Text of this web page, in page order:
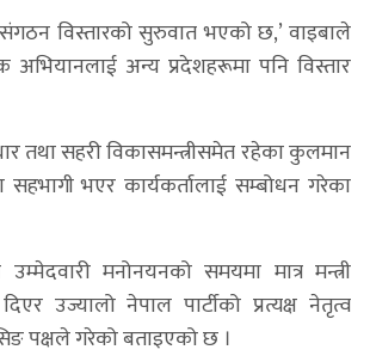
संगठन विस्तारको सुरुवात भएको छ,’ वाइबाले
अन्य प्रदेशहरूमा पनि विस्तार
तथा सहरी विकासमन्त्रीसमेत रहेका कुलमान
भएर कार्यकर्तालाई सम्बोधन गरेका
उम्मेदवारी मनोनयनको समयमा मात्र मन्त्री
उज्यालो नेपाल पार्टीको प्रत्यक्ष नेतृत्व
पक्षले गरेको बताइएको छ ।